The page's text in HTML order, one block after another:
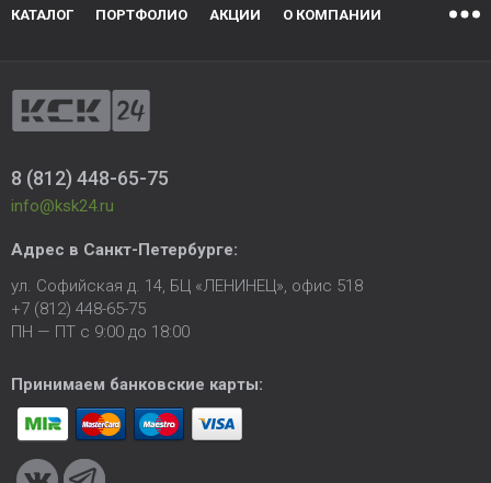
КАТАЛОГ ПОРТФОЛИО АКЦИИ О КОМПАНИИ
8 (812) 448-65-75
info@ksk24.ru
Адрес в Санкт-Петербурге:
ул. Софийская д. 14, БЦ «ЛЕНИНЕЦ», офис 518
+7 (812) 448-65-75
ПН — ПТ с 9:00 до 18:00
Принимаем банковские карты: